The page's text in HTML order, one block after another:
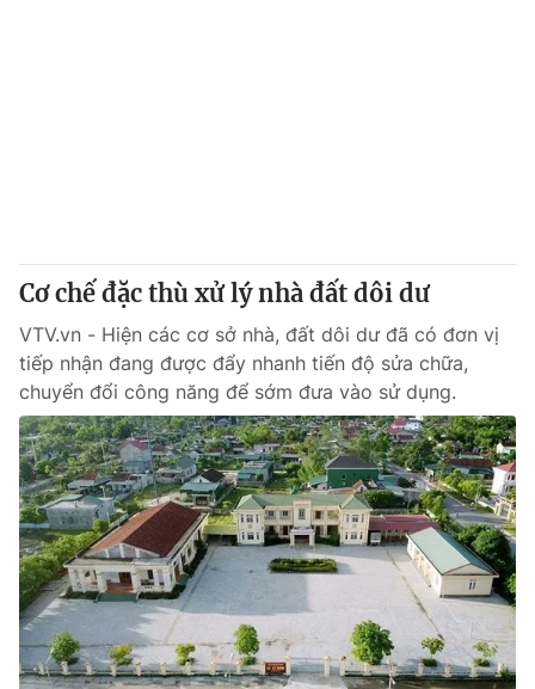
Phó Tổng Biên tập:Nguyễn Thị Mỹ Hạnh, Phạm Quốc Thắng,
Nguyễn Trọng Ninh
Tổng đài VTV:
024.38 355 931 - 024.38 355 932
Ðiện thoại Thời báo VTV: 024.66 897 897
Email:toasoan@vtv.vn
Liên hệ quảng cáo:024-7300.7108
Cơ chế đặc thù xử lý nhà đất dôi dư
VTV.vn - Hiện các cơ sở nhà, đất dôi dư đã có đơn vị
tiếp nhận đang được đẩy nhanh tiến độ sửa chữa,
chuyển đổi công năng để sớm đưa vào sử dụng.